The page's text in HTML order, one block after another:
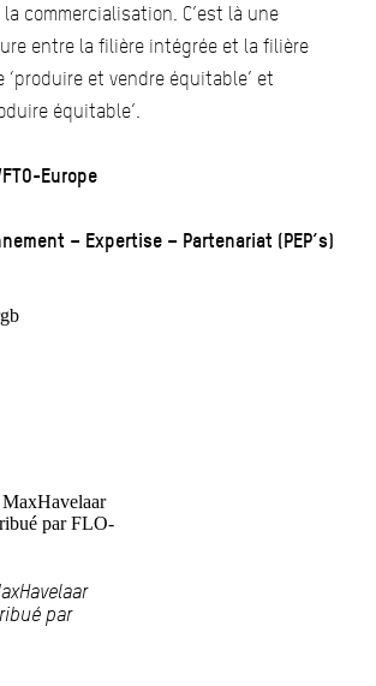
commercialisation. C’est là une
entre la filière intégrée et la filière
‘produire et vendre équitable’ et
équitable’.
Europe
– Expertise – Partenariat (PEP’s)
par